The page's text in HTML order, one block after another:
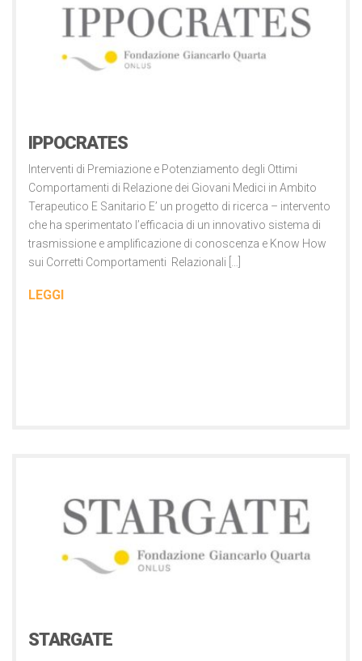
IPPOCRATES
Interventi di Premiazione e Potenziamento degli Ottimi
Comportamenti di Relazione dei Giovani Medici in Ambito
Terapeutico E Sanitario E’ un progetto di ricerca – intervento
che ha sperimentato l’efficacia di un innovativo sistema di
trasmissione e amplificazione di conoscenza e Know How
sui Corretti Comportamenti Relazionali […]
LEGGI
STARGATE